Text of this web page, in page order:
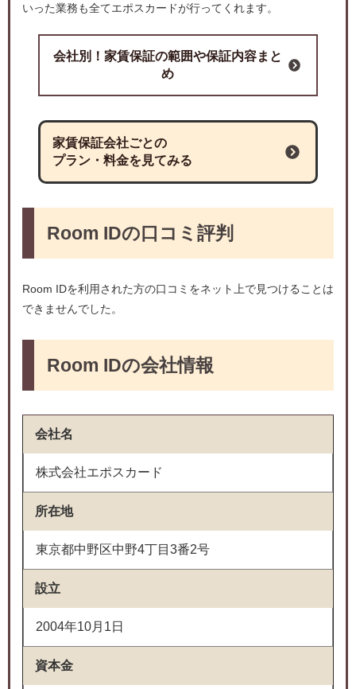
いった業務も全てエポスカードが行ってくれます。
会社別！家賃保証の範囲や保証内容まと
め
家賃保証会社ごとの
プラン・料金を見てみる
Room IDの口コミ評判
Room IDを利用された方の口コミをネット上で見つけることは
できませんでした。
Room IDの会社情報
会社名
株式会社エポスカード
所在地
東京都中野区中野4丁目3番2号
設立
2004年10月1日
資本金